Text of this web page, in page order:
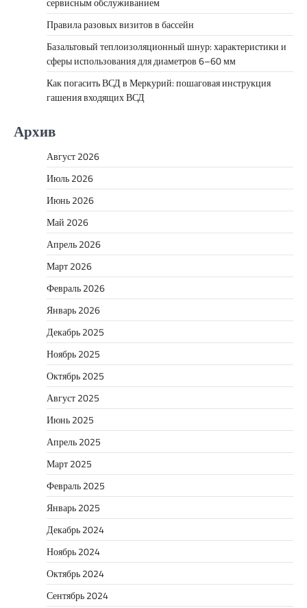
Правила разовых визитов в бассейн
Базальтовый теплоизоляционный шнур: характеристики и
сферы использования для диаметров 6–60 мм
Как погасить ВСД в Меркурий: пошаговая инструкция
гашения входящих ВСД
Архив
Август 2026
Июль 2026
Июнь 2026
Май 2026
Апрель 2026
Март 2026
Февраль 2026
Январь 2026
Декабрь 2025
Ноябрь 2025
Октябрь 2025
Август 2025
Июнь 2025
Апрель 2025
Март 2025
Февраль 2025
Январь 2025
Декабрь 2024
Ноябрь 2024
Октябрь 2024
Сентябрь 2024